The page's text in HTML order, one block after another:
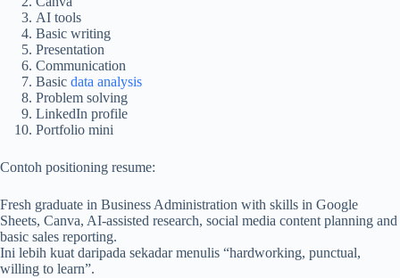
AI tools
Basic writing
Presentation
Communication
Basic data analysis
Problem solving
LinkedIn profile
Portfolio mini
Contoh positioning resume:
Fresh graduate in Business Administration with skills in Google
Sheets, Canva, AI-assisted research, social media content planning and
basic sales reporting.
Ini lebih kuat daripada sekadar menulis “hardworking, punctual,
willing to learn”.